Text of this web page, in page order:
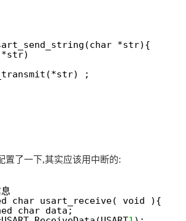
*str){
;
置了一下,其实应该用中断的:
char usart_receive( void ){
char data;